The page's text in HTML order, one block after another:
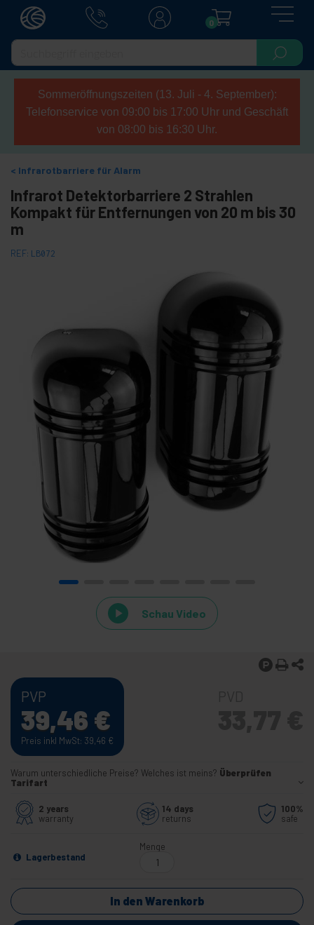
0
Sommeröffnungszeiten (13. Juli - 4. September):
Telefonservice von 09:00 bis 17:00 Uhr und Geschäft
von 08:00 bis 16:30 Uhr.
Infrarotbarriere für Alarm
Infrarot Detektorbarriere 2 Strahlen
Kompakt für Entfernungen von 20 m bis 30
m
REF: LB072
Schau Video
PVP
39,46 €
Preis inkl MwSt: 39,46 €
Warum unterschiedliche Preise? Welches ist meins? Überprüfen
Tarifart
2 years
warranty
14 days
returns
100%
safe
Lagerbestand
Menge
In den Warenkorb